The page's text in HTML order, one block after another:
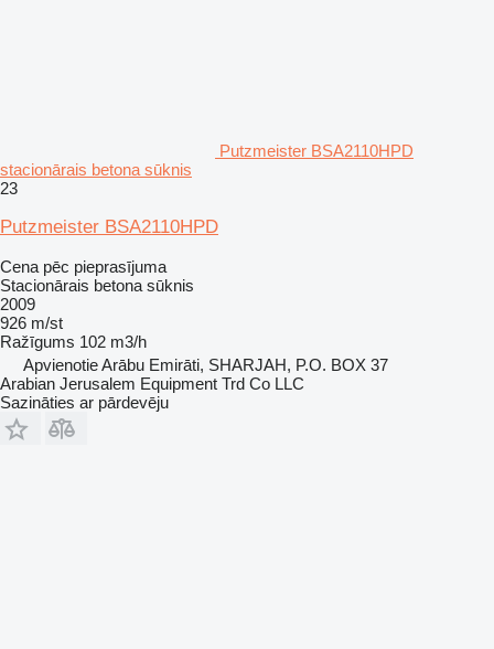
Putzmeister BSA2110HPD
stacionārais betona sūknis
23
Putzmeister BSA2110HPD
Cena pēc pieprasījuma
Stacionārais betona sūknis
2009
926 m/st
Ražīgums 102 m3/h
Apvienotie Arābu Emirāti, SHARJAH, P.O. BOX 37
Arabian Jerusalem Equipment Trd Co LLC
Sazināties ar pārdevēju